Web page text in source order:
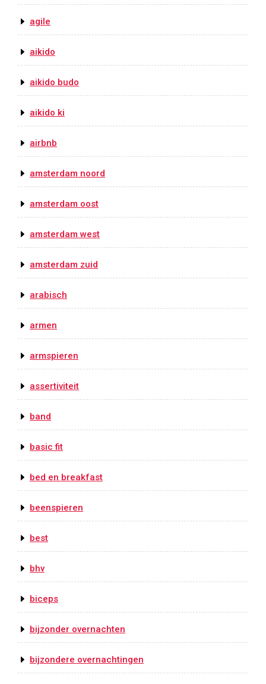
agile
aikido
aikido budo
aikido ki
airbnb
amsterdam noord
amsterdam oost
amsterdam west
amsterdam zuid
arabisch
armen
armspieren
assertiviteit
band
basic fit
bed en breakfast
beenspieren
best
bhv
biceps
bijzonder overnachten
bijzondere overnachtingen